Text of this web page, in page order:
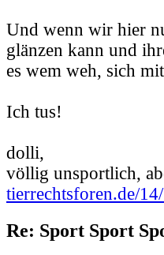
Und wenn wir hier
glänzen kann und
es wem weh, sich
Ich tus!
dolli,
völlig unsportlich,
tierrechtsforen.de/
Re: Sport Sport